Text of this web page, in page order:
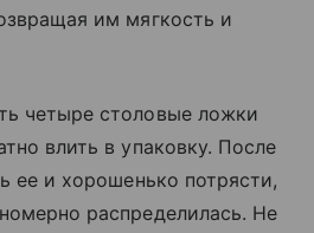
им мягкость и
четыре столовые ложки
влить в упаковку. После
ее и хорошенько потрясти,
распределилась. Не